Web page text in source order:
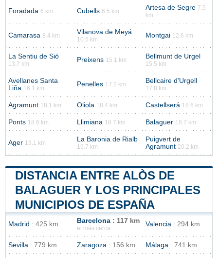
Foradada 6 km Cubells 6.5 km Artesa de Segre 7.5
km
Camarasa 8.4 km Vilanova de Meyá
10.5 km
Montgai 12.6 km
La Sentiu de Sió
13.7 km
Preixens 15.1 km Bellmunt de Urgel
15.5 km
Avellanes Santa
Liña 16.1 km
Penelles 17.2 km Bellcaire d'Urgell
17.8 km
Agramunt 18.1 km Oliola 18.4 km Castellserá 18.6 km
Ponts 18.6 km Llimiana 18.7 km Balaguer 18.7 km
Ager 19.1 km La Baronia de Rialb
19.7 km
Puigvert de
Agramunt 20.2 km
DISTANCIA ENTRE ALÒS DE
BALAGUER Y LOS PRINCIPALES
MUNICIPIOS DE ESPAÑA
Madrid : 425 km Barcelona : 117 km
el más cerca
Valencia : 294 km
Sevilla : 779 km Zaragoza : 156 km Málaga : 741 km